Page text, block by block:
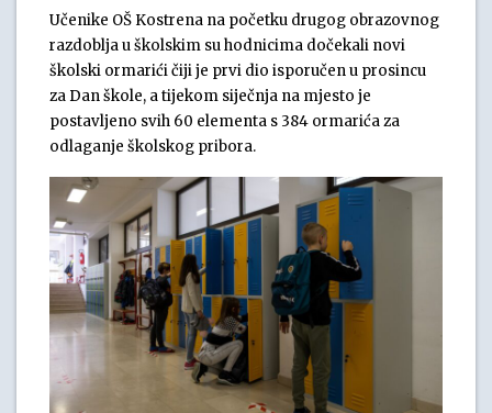
Učenike OŠ Kostrena na početku drugog obrazovnog
razdoblja u školskim su hodnicima dočekali novi
školski ormarići čiji je prvi dio isporučen u prosincu
za Dan škole, a tijekom siječnja na mjesto je
postavljeno svih 60 elementa s 384 ormarića za
odlaganje školskog pribora.